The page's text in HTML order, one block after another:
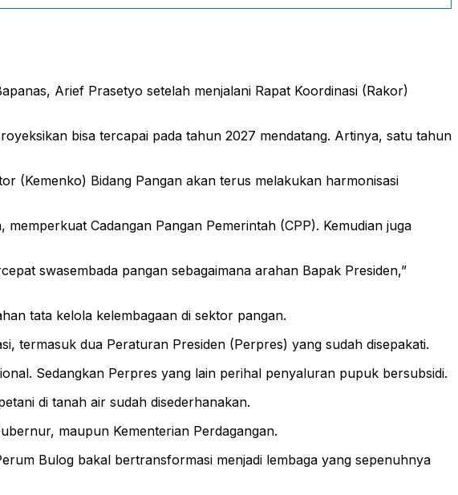
Arief Prasetyo setelah menjalani Rapat Koordinasi (Rakor)
bisa tercapai pada tahun 2027 mendatang. Artinya, satu tahun
(Kemenko) Bidang Pangan akan terus melakukan harmonisasi
Cadangan Pangan Pemerintah (CPP). Kemudian juga
swasembada pangan sebagaimana arahan Bapak Presiden,”
tata kelola kelembagaan di sektor pangan.
termasuk dua Peraturan Presiden (Perpres) yang sudah disepakati.
Sedangkan Perpres yang lain perihal penyaluran pupuk bersubsidi.
di tanah air sudah disederhanakan.
maupun Kementerian Perdagangan.
Bulog bakal bertransformasi menjadi lembaga yang sepenuhnya